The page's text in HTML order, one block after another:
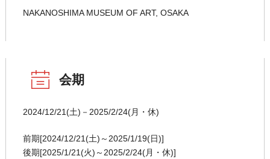
NAKANOSHIMA MUSEUM OF ART, OSAKA
会期
2024/12/21(土)－2025/2/24(月・休)
前期[2024/12/21(土)～2025/1/19(日)]
後期[2025/1/21(火)～2025/2/24(月・休)]